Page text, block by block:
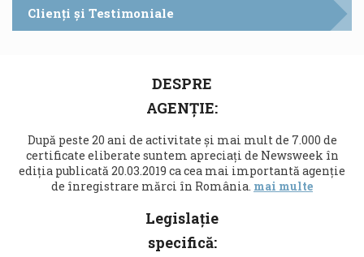
Clienți și Testimoniale
DESPRE
AGENȚIE:
După peste 20 ani de activitate și mai mult de 7.000 de
certificate eliberate suntem apreciați de Newsweek în
ediția publicată 20.03.2019 ca cea mai importantă agenție
de înregistrare mărci în România. mai multe
Legislație
specifică: